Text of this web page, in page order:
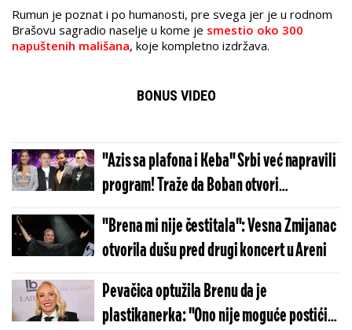
Rumun je poznat i po humanosti, pre svega jer je u rodnom
Brašovu sagradio naselje u kome je smestio oko 300
napuštenih mališana, koje kompletno izdržava.
BONUS VIDEO
"Azis sa plafona i Keba" Srbi već napravili
program! Traže da Boban otvori
Evroviziju, a Ceca i Brena da...
"Brena mi nije čestitala": Vesna Zmijanac
otvorila dušu pred drugi koncert u Areni
Pevačica optužila Brenu da je
plastikanerka: "Ono nije moguće postići